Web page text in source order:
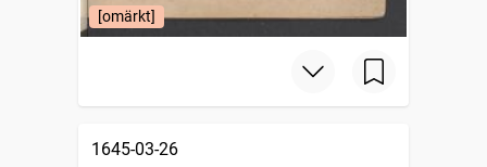
[omärkt]
1645-03-26